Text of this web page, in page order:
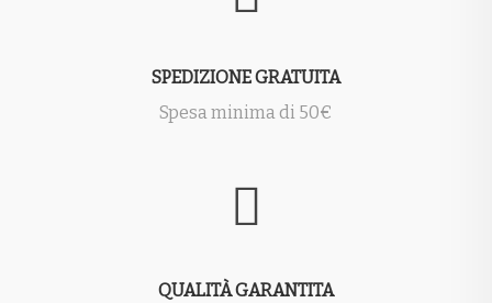
SPEDIZIONE GRATUITA
Spesa minima di 50€
QUALITÀ GARANTITA